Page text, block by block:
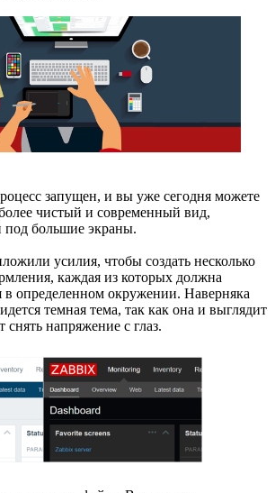
запущен, и вы уже сегодня можете
чистый и современный вид,
большие экраны.
усилия, чтобы создать несколько
каждая из которых должна
в определенном окружении. Наверняка
темная тема, так как она и выглядит
снять напряжение с глаз.